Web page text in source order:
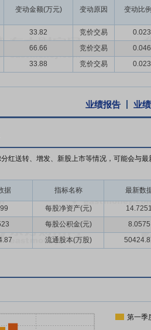
变动金额(万元) 变动原因 变动比
33.82 竞价交易
66.66 竞价交易
33.88 竞价交易
业绩报告 业
红送转、增发、新股上市等情况，可能会与最
据 指标名称 最新数
每股净资产(元)
每股公积金(元)
8.0575
流通股本(万股)
第一季